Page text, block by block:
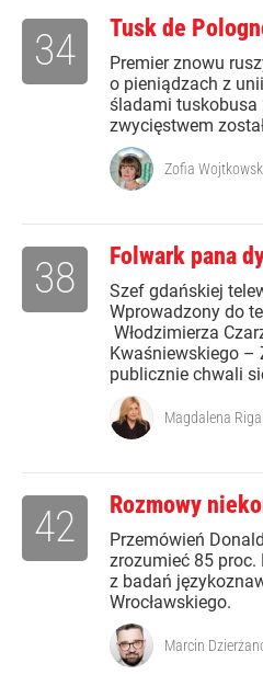
Tusk de
Premier znowu
o pieniądzach z
śladami tuskobusa
zwycięstwem
34
Zofia
Folwark pana
Szef gdańskiej
Wprowadzony do
Włodzimierza
Kwaśniewskiego –
publicznie chwali
38
Magdalena
Rozmowy
Przemówień
zrozumieć 85
z badań
Wrocławskiego.
42
Marcin